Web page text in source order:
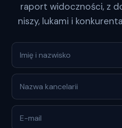
raport widoczności, z
niszy, lukami i